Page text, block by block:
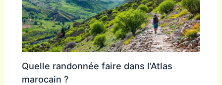
Quelle randonnée faire dans l’Atlas
marocain ?